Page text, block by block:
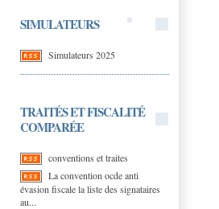
SIMULATEURS
Simulateurs 2025
TRAITÉS ET FISCALITÉ
COMPARÉE
conventions et traites
La convention ocde anti
évasion fiscale la liste des signataires
au...